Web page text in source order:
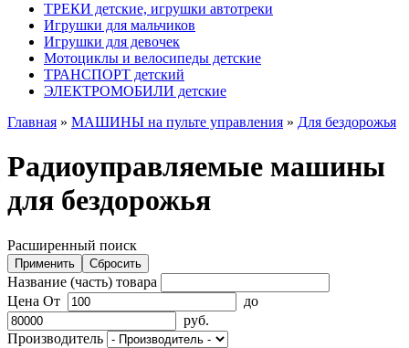
ТРЕКИ детские, игрушки автотреки
Игрушки для мальчиков
Игрушки для девочек
Мотоциклы и велосипеды детские
ТРАНСПОРТ детский
ЭЛЕКТРОМОБИЛИ детские
Главная » МАШИНЫ на пульте управления » Для бездорожья
Радиоуправляемые машины
для бездорожья
Расширенный поиск
Название (часть) товара
Цена От
до
руб.
Производитель